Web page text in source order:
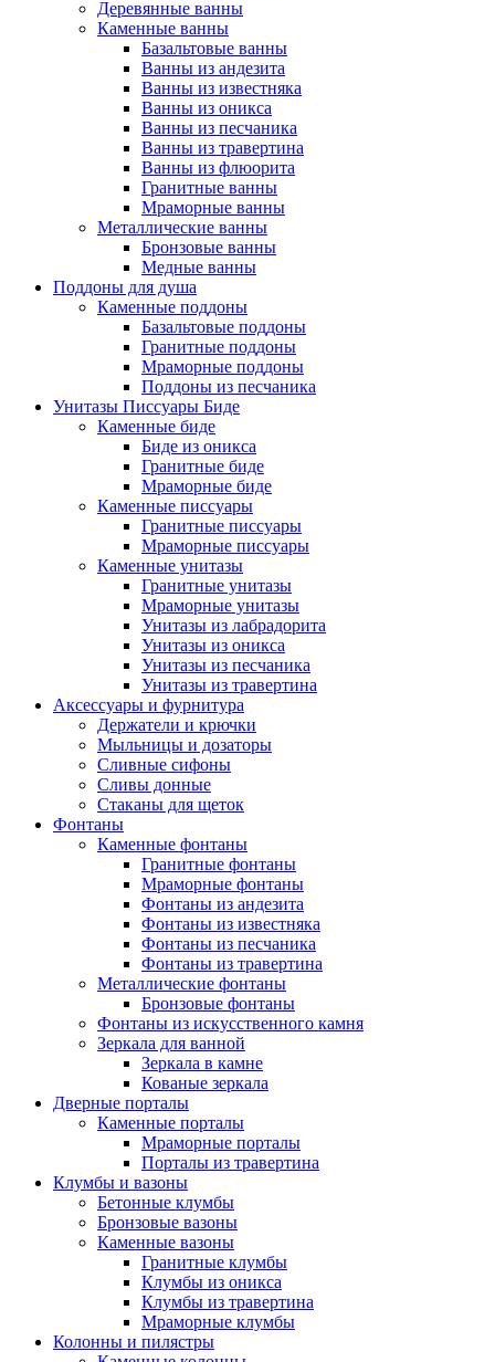
Деревянные ванны
Каменные ванны
Базальтовые ванны
Ванны из андезита
Ванны из известняка
Ванны из оникса
Ванны из песчаника
Ванны из травертина
Ванны из флюорита
Гранитные ванны
Мраморные ванны
Металлические ванны
Бронзовые ванны
Медные ванны
Поддоны для душа
Каменные поддоны
Базальтовые поддоны
Гранитные поддоны
Мраморные поддоны
Поддоны из песчаника
Унитазы Писсуары Биде
Каменные биде
Биде из оникса
Гранитные биде
Мраморные биде
Каменные писсуары
Гранитные писсуары
Мраморные писсуары
Каменные унитазы
Гранитные унитазы
Мраморные унитазы
Унитазы из лабрадорита
Унитазы из оникса
Унитазы из песчаника
Унитазы из травертина
Аксессуары и фурнитура
Держатели и крючки
Мыльницы и дозаторы
Сливные сифоны
Сливы донные
Стаканы для щеток
Фонтаны
Каменные фонтаны
Гранитные фонтаны
Мраморные фонтаны
Фонтаны из андезита
Фонтаны из известняка
Фонтаны из песчаника
Фонтаны из травертина
Металлические фонтаны
Бронзовые фонтаны
Фонтаны из искусственного камня
Зеркала для ванной
Зеркала в камне
Кованые зеркала
Дверные порталы
Каменные порталы
Мраморные порталы
Порталы из травертина
Клумбы и вазоны
Бетонные клумбы
Бронзовые вазоны
Каменные вазоны
Гранитные клумбы
Клумбы из оникса
Клумбы из травертина
Мраморные клумбы
Колонны и пилястры